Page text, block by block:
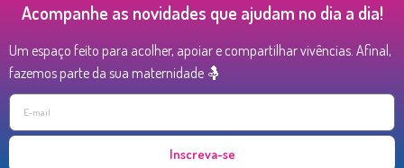
Acompanhe as novidades que ajudam no dia a dia!
Um espaço feito para acolher, apoiar e compartilhar vivências. Afinal,
fazemos parte da sua maternidade 🤱
Inscreva-se